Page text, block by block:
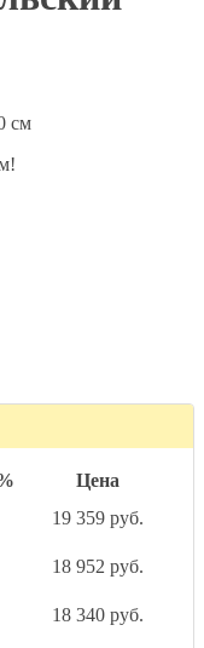
Цена
19 359 руб.
18 952 руб.
18 340 руб.